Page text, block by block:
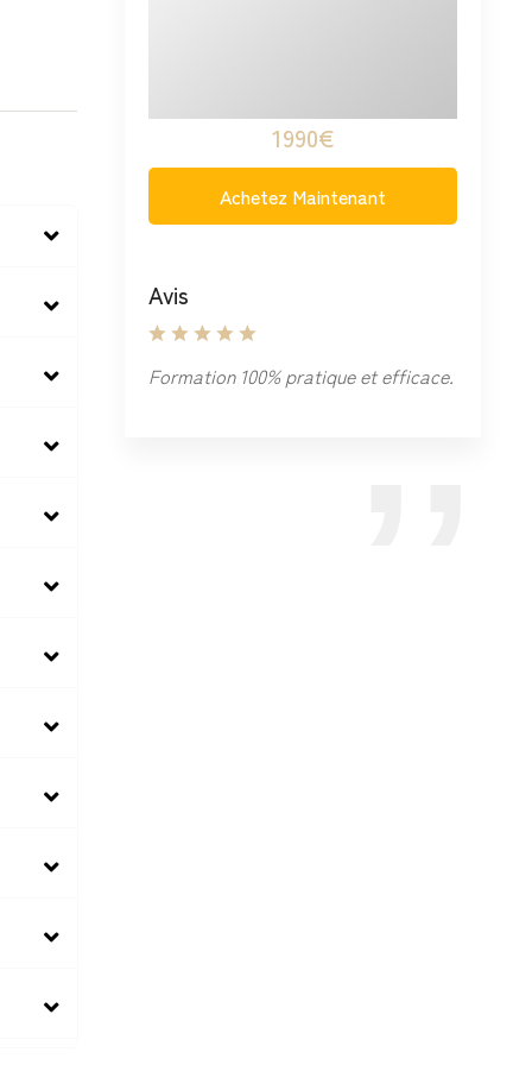
1990€
Achetez Maintenant
Avis
Formation 100% pratique et efficace.